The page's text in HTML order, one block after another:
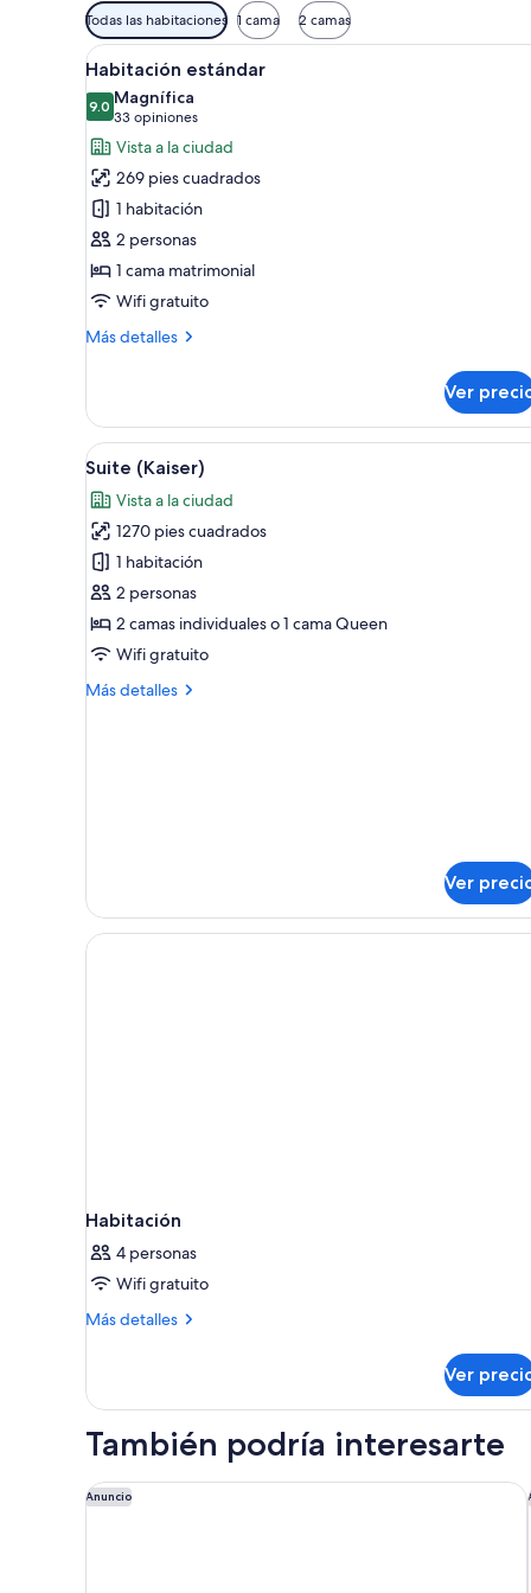
Filtros
disponibles
para
las
habitaciones
Todas las habitaciones 1 cama 2 camas
Abrir
todas
las
fotos
de
Habitación
estándar
Habitación de hotel con
8
Habitación estándar
9.09.0 de 10
Magnífica
33 opiniones
(33
opiniones)
Vista a la ciudad
269 pies cuadrados
1 habitación
2 personas
1 cama matrimonial
Wifi gratuito
Más detalles
Más
estándar
Ver
Abrir
todas
las
fotos
de
Suite
(Kaiser)
Un salón espacioso con
10
Suite (Kaiser)
Vista a la ciudad
1270 pies cuadrados
1 habitación
2 personas
2 camas individuales o 1 cama Queen
Wifi gratuito
Más detalles
Más
Ver
Habitación
4 personas
Wifi gratuito
Más detalles
Más
Ver
También podría interesarte
Anuncio
Radisson Blu Hotel & Conference Centre, Salzburg